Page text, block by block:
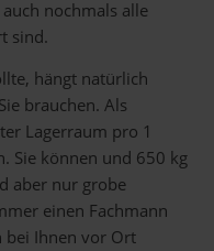
nochmals alle
sind.
hängt natürlich
brauchen. Als
Lagerraum pro 1
Sie können und 650 kg
aber nur grobe
einen Fachmann
bei Ihnen vor Ort